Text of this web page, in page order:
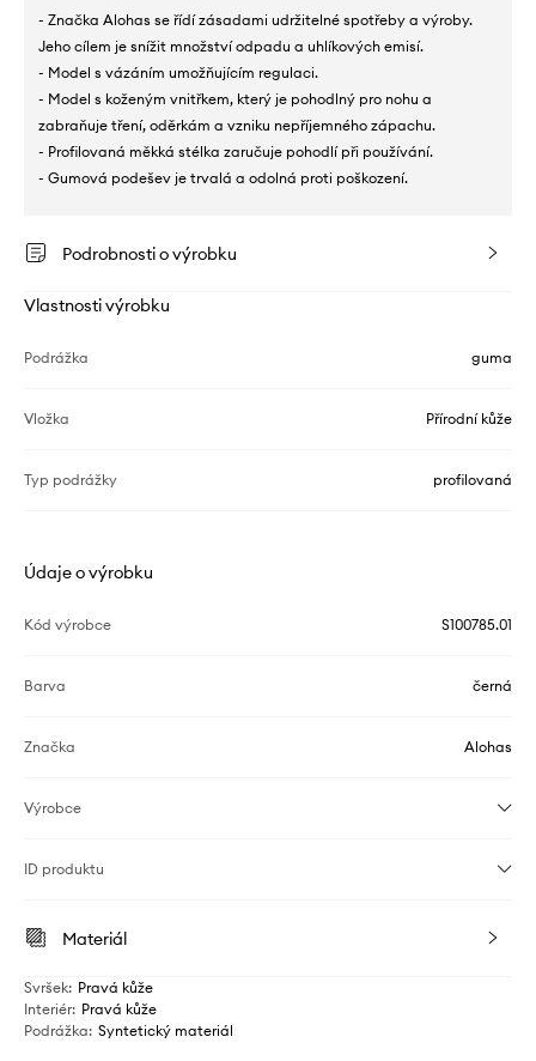
- Značka Alohas se řídí zásadami udržitelné spotřeby a výroby.
Jeho cílem je snížit množství odpadu a uhlíkových emisí.
- Model s vázáním umožňujícím regulaci.
- Model s koženým vnitřkem, který je pohodlný pro nohu a
zabraňuje tření, oděrkám a vzniku nepříjemného zápachu.
- Profilovaná měkká stélka zaručuje pohodlí při používání.
- Gumová podešev je trvalá a odolná proti poškození.
Podrobnosti o výrobku
Vlastnosti výrobku
Podrážka guma
Vložka Přírodní kůže
Typ podrážky profilovaná
Údaje o výrobku
Kód výrobce S100785.01
Barva černá
Značka Alohas
Výrobce
ID produktu
Materiál
Svršek: Pravá kůže
Interiér: Pravá kůže
Podrážka: Syntetický materiál